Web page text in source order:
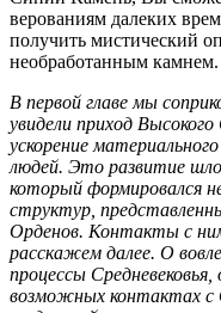
верованиям далеких
получить мистический
необработанным камнем.
В первой главе мы
увидели приход Высокого
ускорение
людей. Это развитие
который формировался
структур,
Орденов. Контакты с
расскажем далее. О
процессы
возможных контактах с